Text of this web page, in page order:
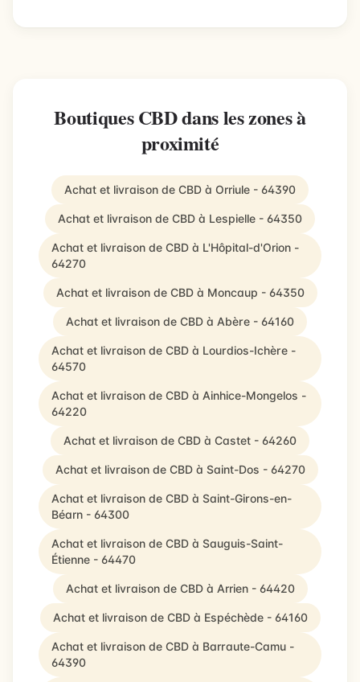
Boutiques CBD dans les zones à
proximité
Achat et livraison de CBD à Orriule - 64390
Achat et livraison de CBD à Lespielle - 64350
Achat et livraison de CBD à L'Hôpital-d'Orion -
64270
Achat et livraison de CBD à Moncaup - 64350
Achat et livraison de CBD à Abère - 64160
Achat et livraison de CBD à Lourdios-Ichère -
64570
Achat et livraison de CBD à Ainhice-Mongelos -
64220
Achat et livraison de CBD à Castet - 64260
Achat et livraison de CBD à Saint-Dos - 64270
Achat et livraison de CBD à Saint-Girons-en-
Béarn - 64300
Achat et livraison de CBD à Sauguis-Saint-
Étienne - 64470
Achat et livraison de CBD à Arrien - 64420
Achat et livraison de CBD à Espéchède - 64160
Achat et livraison de CBD à Barraute-Camu -
64390